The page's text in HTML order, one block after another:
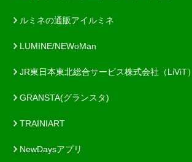
ルミネの通販アイルミネ
LUMINE/NEWoMan
JR東日本東北総合サービス株式会社（LiViT）
GRANSTA(グランスタ)
TRAINIART
NewDaysアプリ